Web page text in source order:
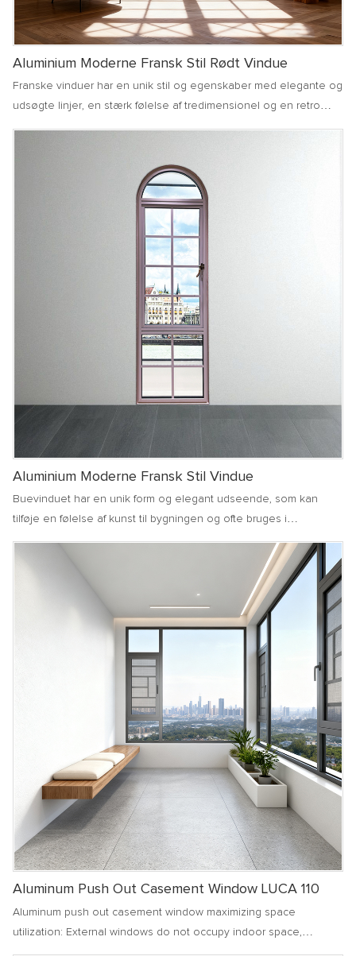
Aluminium Moderne Fransk Stil Rødt Vindue
Franske vinduer har en unik stil og egenskaber med elegante og
udsøgte linjer, en stærk følelse af tredimensionel og en retro
Aluminium Moderne Fransk Stil Vindue
Buevinduet har en unik form og elegant udseende, som kan
tilføje en følelse af kunst til bygningen og ofte bruges i
Aluminum Push Out Casement Window LUCA 110
Aluminum push out casement window maximizing space
utilization: External windows do not occupy indoor space,